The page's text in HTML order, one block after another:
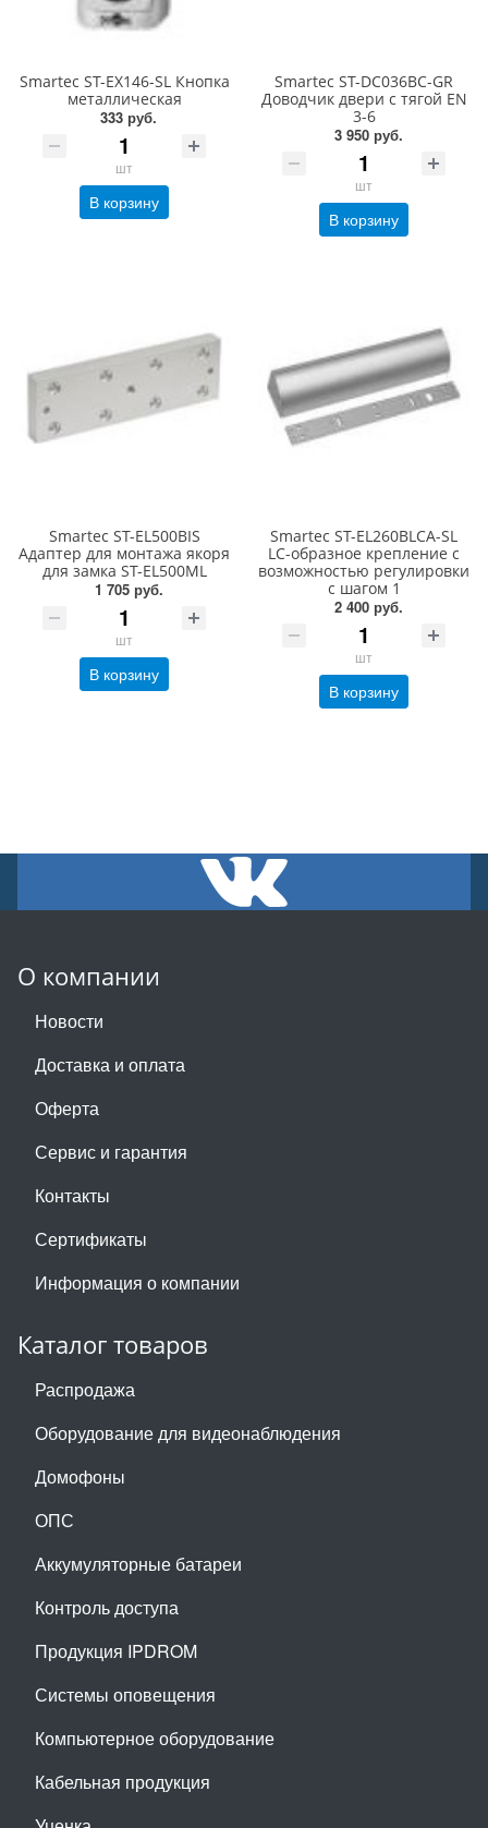
Smartec ST-EX146-SL Кнопка
металлическая
333 руб.
шт
В корзину
Smartec ST-DC036BC-GR
Доводчик двери c тягой EN
3-6
3 950 руб.
шт
В корзину
Smartec ST-EL500BIS
Адаптер для монтажа якоря
для замка ST-EL500ML
1 705 руб.
шт
В корзину
Smartec ST-EL260BLCA-SL
LC-образное крепление с
возможностью регулировки
с шагом 1
2 400 руб.
шт
В корзину
О компании
Новости
Доставка и оплата
Оферта
Сервис и гарантия
Контакты
Сертификаты
Информация о компании
Каталог товаров
Распродажа
Оборудование для видеонаблюдения
Домофоны
ОПС
Аккумуляторные батареи
Контроль доступа
Продукция IPDROM
Системы оповещения
Компьютерное оборудование
Кабельная продукция